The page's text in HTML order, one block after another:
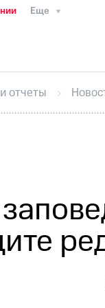
Еще
секретарь
кабинет
отчеты